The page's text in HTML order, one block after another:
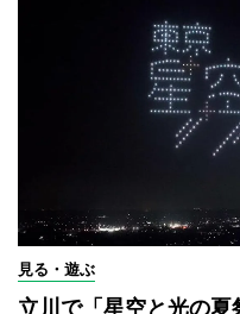
見る・遊ぶ
立川で「星空と光の